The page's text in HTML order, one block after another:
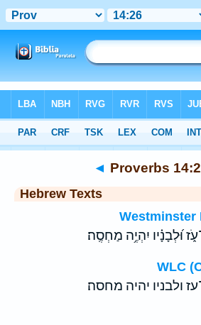
Hebrew> Proverbs 14:26
◄ Proverbs
Hebrew Texts
Westminster
וּ֝לְבָנָ֗יו יִהְיֶ֥ה מַחְסֶֽה׃
WLC
ולבניו יהיה מחסה׃